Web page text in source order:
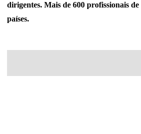
dirigentes. Mais de 600 profissionais
países.